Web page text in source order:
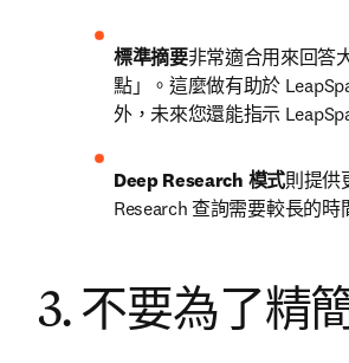
標準摘要非常適合用來回答
點」。這麼做有助於
外，未來您還能指示
Deep Research 模式則提供
Research 查詢需要較長的
3. 不要為了精